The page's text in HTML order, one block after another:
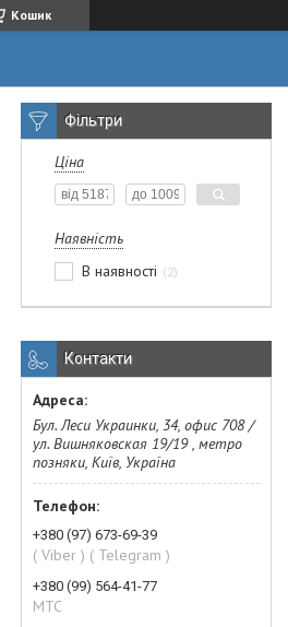
Кошик
Фільтри
Ціна
Наявність
В наявності
2
Контакти
Бул. Леси Украинки, 34, офис 708 /
ул. Вишняковская 19/19 , метро
позняки, Київ, Україна
+380 (97) 673-69-39
( Viber ) ( Telegram )
+380 (99) 564-41-77
МТС